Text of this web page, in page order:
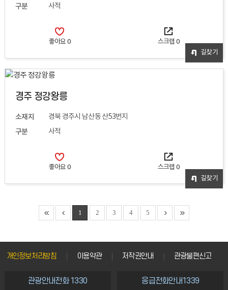
길찾기
구분 사적
좋아요 0 스크랩 0
길찾기
경주 정강왕릉
소재지 경북 경주시 남산동 산53번지
구분 사적
좋아요 0 스크랩 0
1 2 3 4 5
개인정보처리방침 이용약관 저작권안내 관광불편신고
관광안내전화 1330 응급전화안내1339